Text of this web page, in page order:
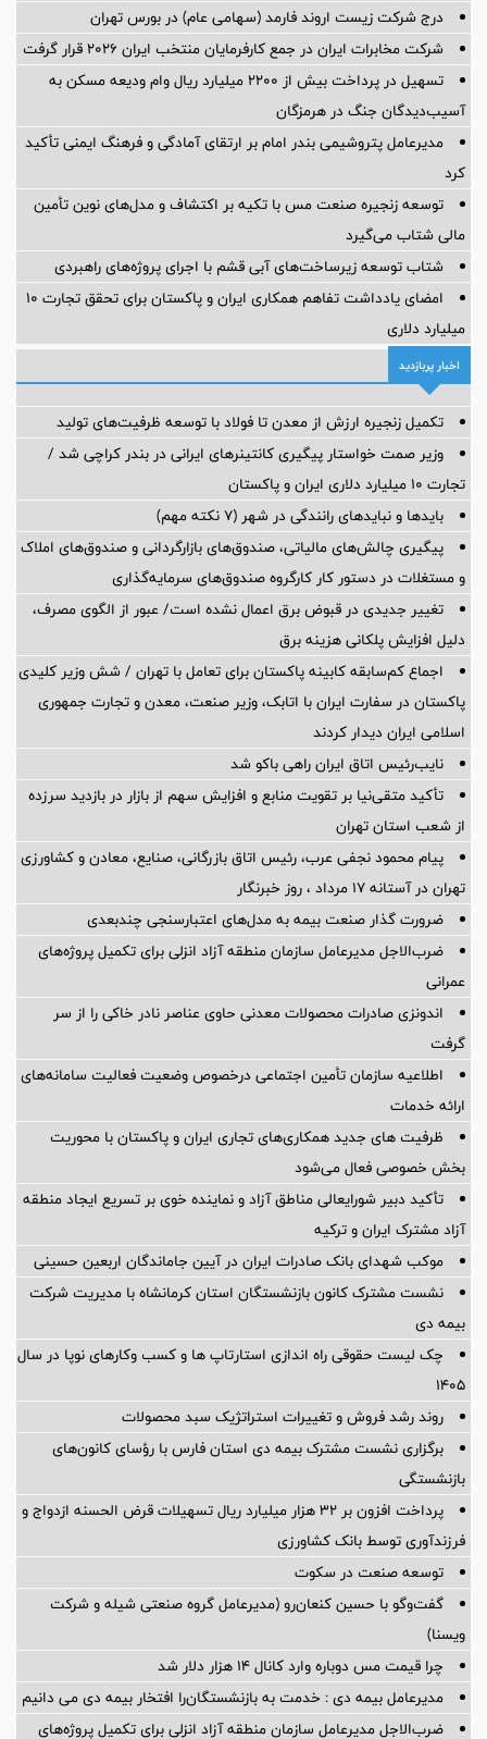
درج شرکت زیست اروند فارمد (سهامی عام) در بورس تهران
شرکت مخابرات ایران در جمع کارفرمایان منتخب ایران ۲۰۲۶ قرار گرفت
تسهیل در پرداخت بیش از ۲۲۰۰ میلیارد ریال وام ودیعه مسکن به
آسیب‌دیدگان جنگ در هرمزگان
مدیرعامل پتروشیمی بندر امام بر ارتقای آمادگی و فرهنگ ایمنی تأکید
کرد
توسعه زنجیره صنعت مس با تکیه بر اکتشاف و مدل‌های نوین تأمین
مالی شتاب می‌گیرد
شتاب توسعه زیرساخت‌های آبی قشم با اجرای پروژه‌های راهبردی
امضای یادداشت تفاهم همکاری ایران و پاکستان برای تحقق تجارت ۱۰
میلیارد دلاری
اخبار پربازدید
تکمیل زنجیره ارزش از معدن تا فولاد با توسعه ظرفیت‌های تولید
وزیر صمت خواستار پیگیری کانتینرهای ایرانی در بندر کراچی شد /
تجارت ۱۰ میلیارد دلاری ایران و پاکستان
بایدها و نبایدهای رانندگی در شهر (۷ نکته مهم)
پیگیری چالش‌های مالیاتی، صندوق‌های بازارگردانی و صندوق‌های املاک
و مستغلات در دستور کار کارگروه صندوق‌های سرمایه‌گذاری
تغییر جدیدی در قبوض برق اعمال نشده است/ عبور از الگوی مصرف،
دلیل افزایش پلکانی هزینه برق
اجماع کم‌سابقه کابینه پاکستان برای تعامل با تهران / شش وزیر کلیدی
پاکستان در سفارت ایران با اتابک، وزیر صنعت، معدن و تجارت جمهوری
اسلامی ایران دیدار کردند
نایب‌رئیس اتاق ایران راهی باکو شد
تأکید متقی‌نیا بر تقویت منابع و افزایش سهم از بازار در بازدید سرزده
از شعب استان تهران
پیام محمود نجفی عرب، رئیس اتاق بازرگانی، صنایع، معادن و کشاورزی
تهران در آستانه 17 مرداد ، روز خبرنگار
ضرورت گذار صنعت بیمه به مدل‌های اعتبارسنجی چندبعدی
ضرب‌الاجل مدیرعامل سازمان منطقه آزاد انزلی برای تكمیل پروژه‌های
عمرانی
اندونزی صادرات محصولات معدنی حاوی عناصر نادر خاکی را از سر
گرفت
اطلاعیه سازمان تأمین اجتماعی درخصوص وضعیت فعالیت سامانه‌های
ارائه خدمات
ظرفیت های جدید همکاری‌های تجاری ایران و پاکستان با محوریت
بخش خصوصی فعال می‌شود
تأکید دبیر شورایعالی مناطق آزاد و نماینده خوی بر تسریع ایجاد منطقه
آزاد مشترک ایران و ترکیه
موکب شهدای بانک صادرات ایران در آیین جاماندگان اربعین حسینی
نشست مشترک کانون بازنشستگان استان کرمانشاه با مدیریت شرکت
بیمه دی
چک لیست حقوقی راه اندازی استارتاپ ها و کسب وکارهای نوپا در سال
۱۴۰۵
روند رشد فروش و تغییرات استراتژیک سبد محصولات
برگزاری نشست مشترک بیمه دی استان فارس با رؤسای کانون‌های
بازنشستگی
پرداخت افزون بر 32 هزار میلیارد ریال تسهیلات قرض الحسنه ازدواج و
فرزندآوری توسط بانک کشاورزی
توسعه صنعت در سکوت
گفت‌وگو با حسین كنعان‌رو (مدیرعامل گروه صنعتی شیله و شركت
ویسنا)
چرا قیمت مس دوباره وارد کانال ۱۴ هزار دلار شد
مدیرعامل بیمه دی : خدمت به بازنشستگان‌را افتخار بیمه دی می دانیم
ضرب‌الاجل مدیرعامل سازمان منطقه آزاد انزلی برای تكمیل پروژه‌های